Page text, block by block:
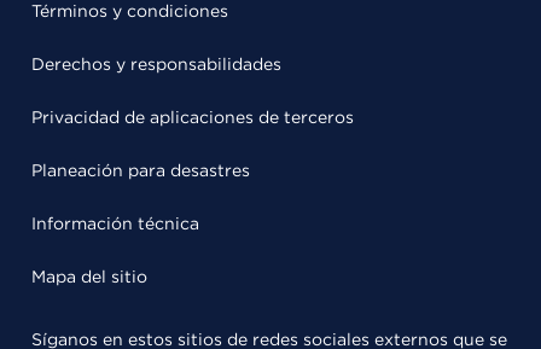
Términos y condiciones
Derechos y responsabilidades
Privacidad de aplicaciones de terceros
Planeación para desastres
Información técnica
Mapa del sitio
Síganos en estos sitios de redes sociales externos que se